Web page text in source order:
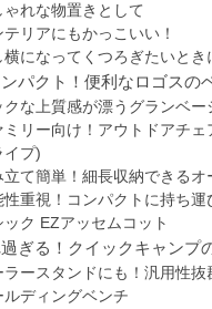
ゃれな物置きとして
テリアにもかっこいい！
横になってくつろぎたいとき
パクト！便利なロゴスの
クな上質感が漂うグランベ
ミリー向け！アウトドアチェ
イプ)
立て簡単！細長収納できるオ
性重視！コンパクトに持ち運
ック EZアッセムコット
ぎる！クイックキャンプ
ラースタンドにも！汎用性抜
ルディングベンチ